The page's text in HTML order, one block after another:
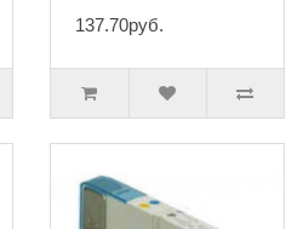
137.70руб.